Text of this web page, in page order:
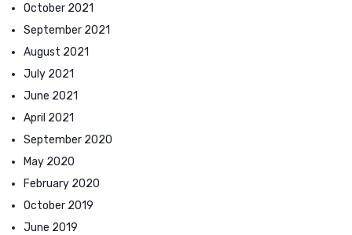
October 2021
September 2021
August 2021
July 2021
June 2021
April 2021
September 2020
May 2020
February 2020
October 2019
June 2019